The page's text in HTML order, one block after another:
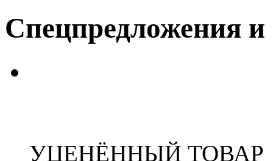
Спецпредложения
УЦЕНЁННЫЙ ТОВАР